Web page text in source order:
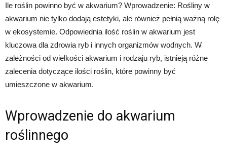
Ile roślin powinno być w akwarium? Wprowadzenie: Rośliny w
akwarium nie tylko dodają estetyki, ale również pełnią ważną rolę
w ekosystemie. Odpowiednia ilość roślin w akwarium jest
kluczowa dla zdrowia ryb i innych organizmów wodnych. W
zależności od wielkości akwarium i rodzaju ryb, istnieją różne
zalecenia dotyczące ilości roślin, które powinny być
umieszczone w akwarium.
Wprowadzenie do akwarium
roślinnego